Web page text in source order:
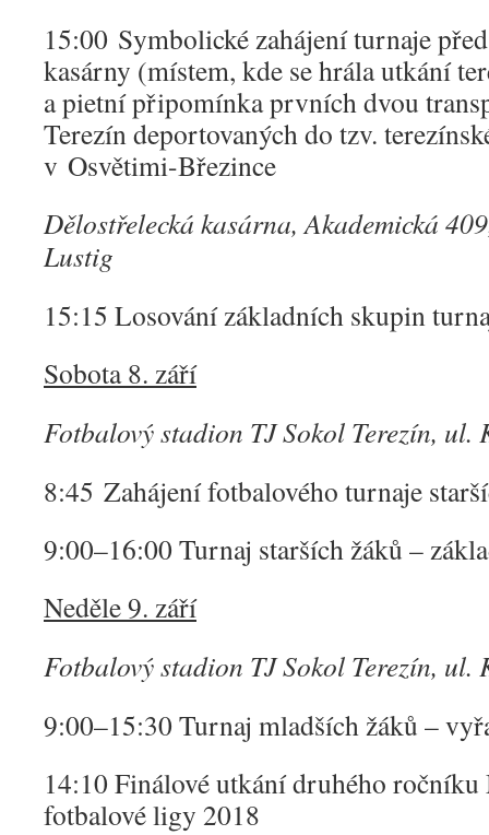
15:00 Symbolické zahájení turnaje
kasárny (místem, kde se hrála utkání
a pietní připomínka prvních dvou
Terezín deportovaných do tzv.
v Osvětimi-Březince
Dělostřelecká kasárna, Akademická
Lustig
15:15 Losování základních skupin
Sobota 8. září
Fotbalový stadion TJ Sokol Terezín, ul.
8:45 Zahájení fotbalového turnaje
9:00–16:00 Turnaj starších žáků –
Neděle 9. září
Fotbalový stadion TJ Sokol Terezín, ul.
9:00–15:30 Turnaj mladších žáků –
14:10 Finálové utkání druhého
fotbalové ligy 2018